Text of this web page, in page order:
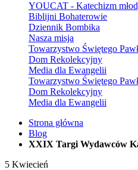
YOUCAT - Katechizm
Biblijni Bohaterowie
Dziennik Bombika
Nasza misja
Towarzystwo Świętego
Dom Rekolekcyjny
Media dla Ewangelii
Towarzystwo Świętego
Dom Rekolekcyjny
Media dla Ewangelii
Strona główna
Blog
XXIX Targi Wydawców
5 Kwiecień